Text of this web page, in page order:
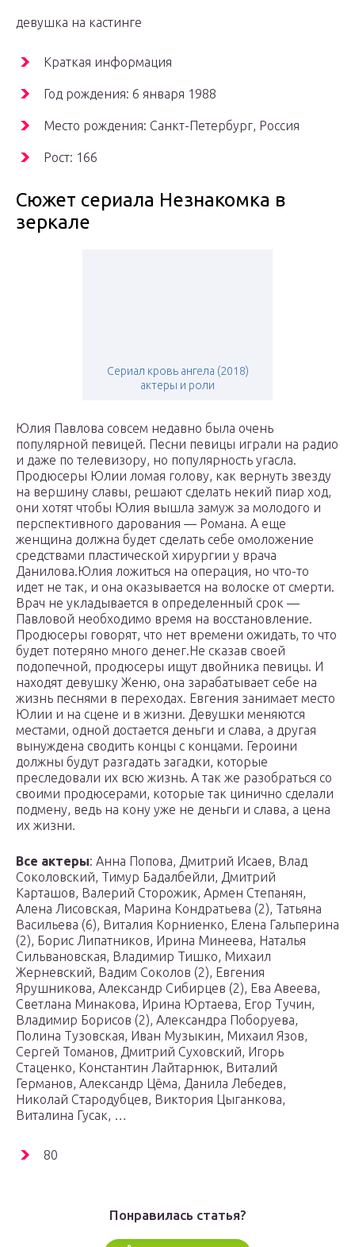
девушка на кастинге
Краткая информация
Год рождения: 6 января 1988
Место рождения: Санкт-Петербург, Россия
Рост: 166
Сюжет сериала Незнакомка в
зеркале
Сериал кровь ангела (2018)
актеры и роли
Юлия Павлова совсем недавно была очень
популярной певицей. Песни певицы играли на радио
и даже по телевизору, но популярность угасла.
Продюсеры Юлии ломая голову, как вернуть звезду
на вершину славы, решают сделать некий пиар ход,
они хотят чтобы Юлия вышла замуж за молодого и
перспективного дарования — Романа. А еще
женщина должна будет сделать себе омоложение
средствами пластической хирургии у врача
Данилова.Юлия ложиться на операция, но что-то
идет не так, и она оказывается на волоске от смерти.
Врач не укладывается в определенный срок —
Павловой необходимо время на восстановление.
Продюсеры говорят, что нет времени ожидать, то что
будет потеряно много денег.Не сказав своей
подопечной, продюсеры ищут двойника певицы. И
находят девушку Женю, она зарабатывает себе на
жизнь песнями в переходах. Евгения занимает место
Юлии и на сцене и в жизни. Девушки меняются
местами, одной достается деньги и слава, а другая
вынуждена сводить концы с концами. Героини
должны будут разгадать загадки, которые
преследовали их всю жизнь. А так же разобраться со
своими продюсерами, которые так цинично сделали
подмену, ведь на кону уже не деньги и слава, а цена
их жизни.
Все актеры: Анна Попова, Дмитрий Исаев, Влад
Соколовский, Тимур Бадалбейли, Дмитрий
Карташов, Валерий Сторожик, Армен Степанян,
Алена Лисовская, Марина Кондратьева (2), Татьяна
Васильева (6), Виталия Корниенко, Елена Гальперина
(2), Борис Липатников, Ирина Минеева, Наталья
Сильвановская, Владимир Тишко, Михаил
Жерневский, Вадим Соколов (2), Евгения
Ярушникова, Александр Сибирцев (2), Ева Авеева,
Светлана Минакова, Ирина Юртаева, Егор Тучин,
Владимир Борисов (2), Александра Поборуева,
Полина Тузовская, Иван Музыкин, Михаил Язов,
Сергей Томанов, Дмитрий Суховский, Игорь
Стаценко, Константин Лайтарнюк, Виталий
Германов, Александр Цёма, Данила Лебедев,
Николай Стародубцев, Виктория Цыганкова,
Виталина Гусак, …
80
Понравилась статья?